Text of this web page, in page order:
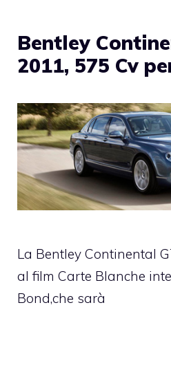
Bentley
2011, 575 Cv
La Bentley Continental
al film Carte Blanche
Bond,che sarà